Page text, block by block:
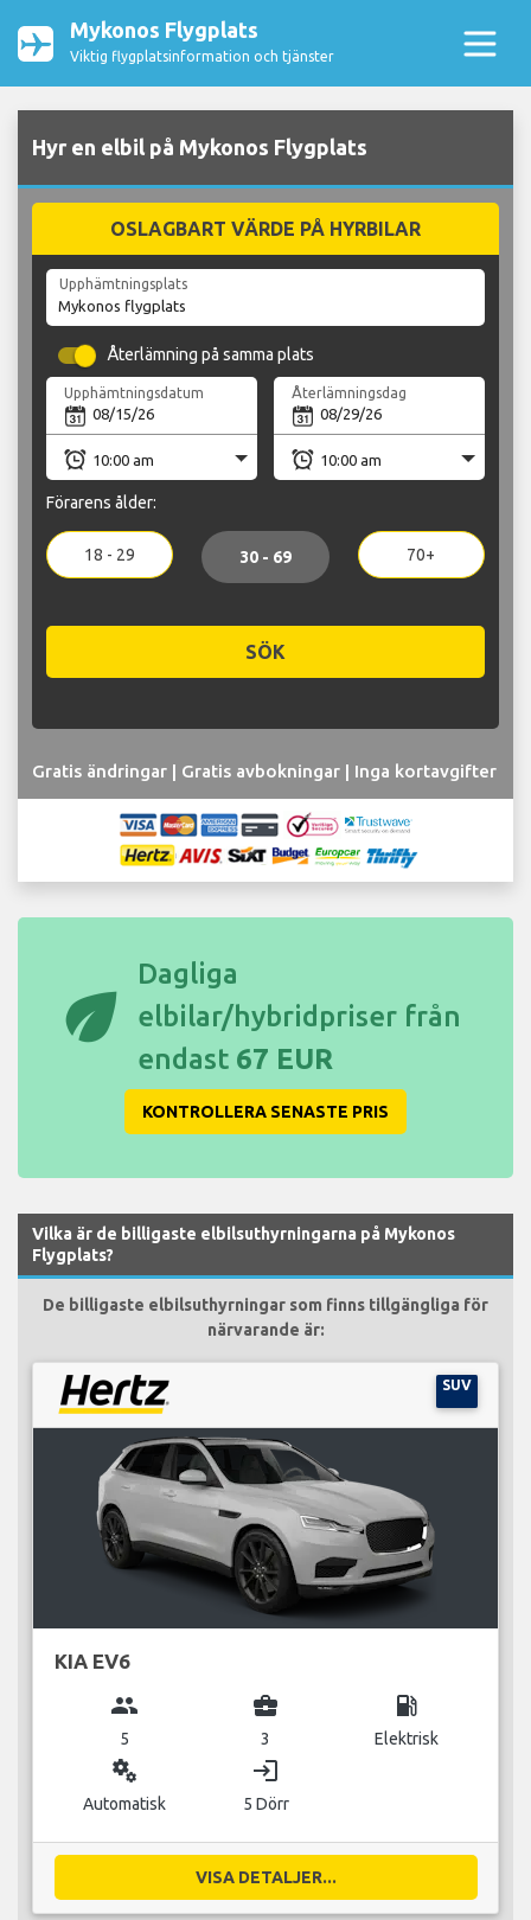
Mykonos Flygplats
Viktig flygplatsinformation och tjänster
Hyr en elbil på Mykonos Flygplats
OSLAGBART VÄRDE PÅ HYRBILAR
Upphämtningsplats
Återlämning på samma plats
Upphämtningsdatum Återlämningsdag
Förarens ålder:
18 - 29 30 - 69 70+
SÖK
Gratis ändringar | Gratis avbokningar | Inga kortavgifter
eco
Dagliga
elbilar/hybridpriser från
endast 67 EUR
KONTROLLERA SENASTE PRIS
Vilka är de billigaste elbilsuthyrningarna på Mykonos
Flygplats?
De billigaste elbilsuthyrningar som finns tillgängliga för
närvarande är:
SUV
KIA EV6
group
5
business_center
3
local_gas_station
Elektrisk
miscellaneous_services
Automatisk
login
5 Dörr
VISA DETALJER...